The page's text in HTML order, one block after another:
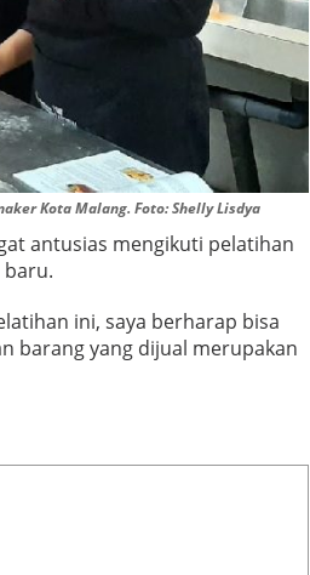
Kota Malang. Foto: Shelly Lisdya
antusias mengikuti pelatihan
ini, saya berharap bisa
barang yang dijual merupakan